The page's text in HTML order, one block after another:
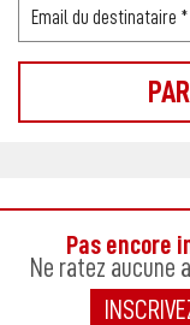
Pas encore
Ne ratez aucune